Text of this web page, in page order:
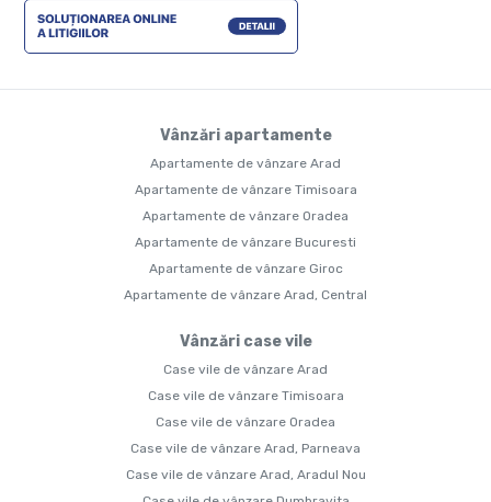
Vânzări apartamente
Apartamente de vânzare Arad
Apartamente de vânzare Timisoara
Apartamente de vânzare Oradea
Apartamente de vânzare Bucuresti
Apartamente de vânzare Giroc
Apartamente de vânzare Arad, Central
Vânzări case vile
Case vile de vânzare Arad
Case vile de vânzare Timisoara
Case vile de vânzare Oradea
Case vile de vânzare Arad, Parneava
Case vile de vânzare Arad, Aradul Nou